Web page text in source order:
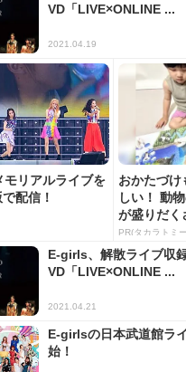
VD「LIVE×ONLINE ...
2021.04.19
リアルライブを
配信！
おかたづけ
しい！ 動
が盛りだく
ア ...
PR(タカラトミ
E-girls、解散ライブ収
VD「LIVE×ONLINE ...
2021.04.21
E-girlsの日本武道館ラ
始！